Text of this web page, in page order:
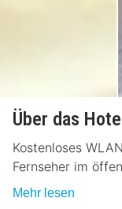
Über das Hotel
Kostenloses
Fernseher im
Mehr lesen